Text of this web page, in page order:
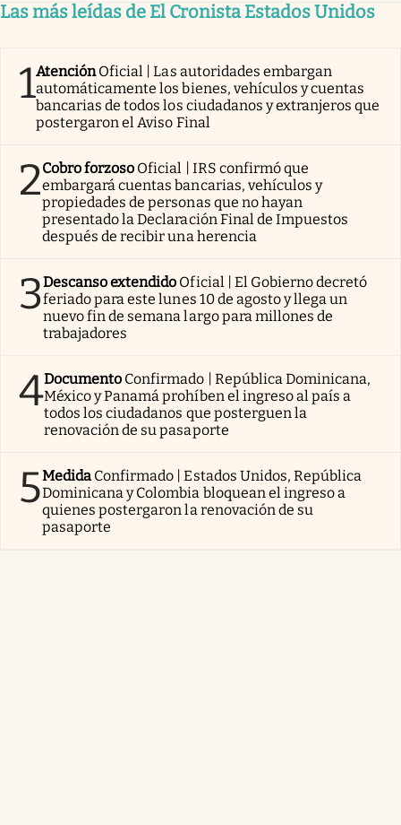
Las más leídas de El Cronista Estados Unidos
1AtenciónOficial | Las autoridades embargan
automáticamente los bienes, vehículos y cuentas
bancarias de todos los ciudadanos y extranjeros que
postergaron el Aviso Final
2Cobro forzoso Oficial | IRS confirmó que
embargará cuentas bancarias, vehículos y
propiedades de personas que no hayan
presentado la Declaración Final de Impuestos
después de recibir una herencia
3Descanso extendido Oficial | El Gobierno decretó
feriado para este lunes 10 de agosto y llega un
nuevo fin de semana largo para millones de
trabajadores
4Documento Confirmado | República Dominicana,
México y Panamá prohíben el ingreso al país a
todos los ciudadanos que posterguen la
renovación de su pasaporte
5Medida Confirmado | Estados Unidos, República
Dominicana y Colombia bloquean el ingreso a
quienes postergaron la renovación de su
pasaporte